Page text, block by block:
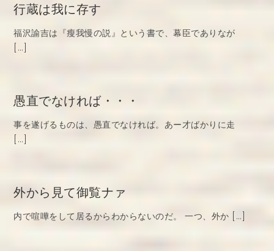
行蔵は我に存す
福沢諭吉は『瘦我慢の説』という書で、幕臣でありなが
[…]
愚直でなければ・・・
事を遂げるものは、愚直でなければ。あー才ばかりに走
[…]
外から見て御覧ナァ
内で喧嘩をして居るからわからないのだ。 一つ、外か […]